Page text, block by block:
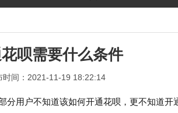
呗需要什么条件
时间：2021-11-19 18:22:14
分用户不知道该如何开通花呗，更不知道开